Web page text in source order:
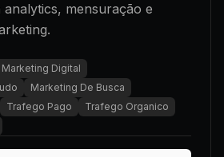
analytics, mensuração e
Marketing Digital
Marketing De Busca
Trafego Pago
Trafego Organico